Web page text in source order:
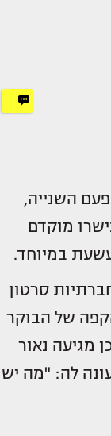
השנייה,
מוקדם
במיוחד.
סרטון
של הבוקר
מגיעה נאור
לה: "מה יש